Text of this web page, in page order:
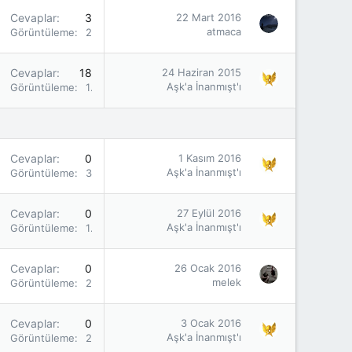
Cevaplar 3
Görüntüleme
22 Mart 2016
atmaca
Cevaplar 18
Görüntüleme 11K
24 Haziran 2015
Aşk'a İnanmışt'ı
Cevaplar 0
Görüntüleme
1 Kasım 2016
Aşk'a İnanmışt'ı
Cevaplar 0
Görüntüleme 1K
27 Eylül 2016
Aşk'a İnanmışt'ı
Cevaplar 0
Görüntüleme
26 Ocak 2016
melek
Cevaplar 0
Görüntüleme
3 Ocak 2016
Aşk'a İnanmışt'ı